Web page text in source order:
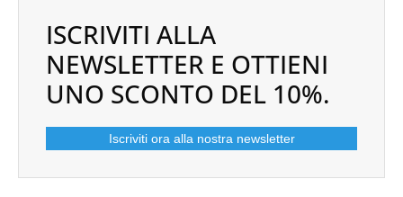
ISCRIVITI ALLA
NEWSLETTER E OTTIENI
UNO SCONTO DEL 10%.
Iscriviti ora alla nostra newsletter